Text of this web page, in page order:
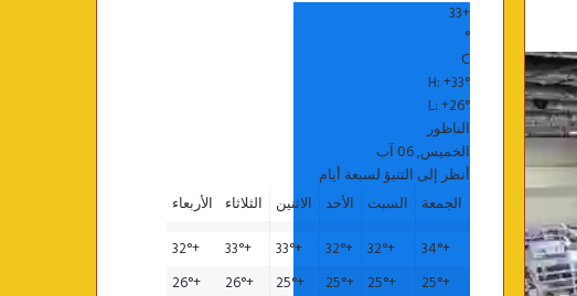
+
33
°
C
H:+33°
L:+26°
الناظور
الخميس, 06 آب
أنظر إلى التنبؤ لسبعة أيام
الجمعة
السبت الأحد الاثنين الثلاثاء
الأربعاء
+
34°
+
32°
+
32°
+
33°
+
33°
+
32°
+
25°
+
25°
+
25°
+
25°
+
26°
+
26°